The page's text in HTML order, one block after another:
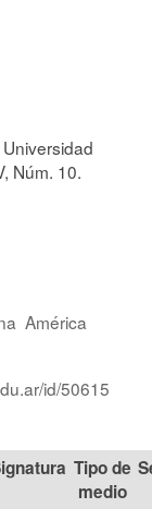
Núm. 10.
América
id/50615
Tipo de
medio